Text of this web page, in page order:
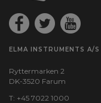
ELMA INSTRUMENTS A/S
Ryttermarken 2
DK-3520 Farum
T: +45 7022 1000